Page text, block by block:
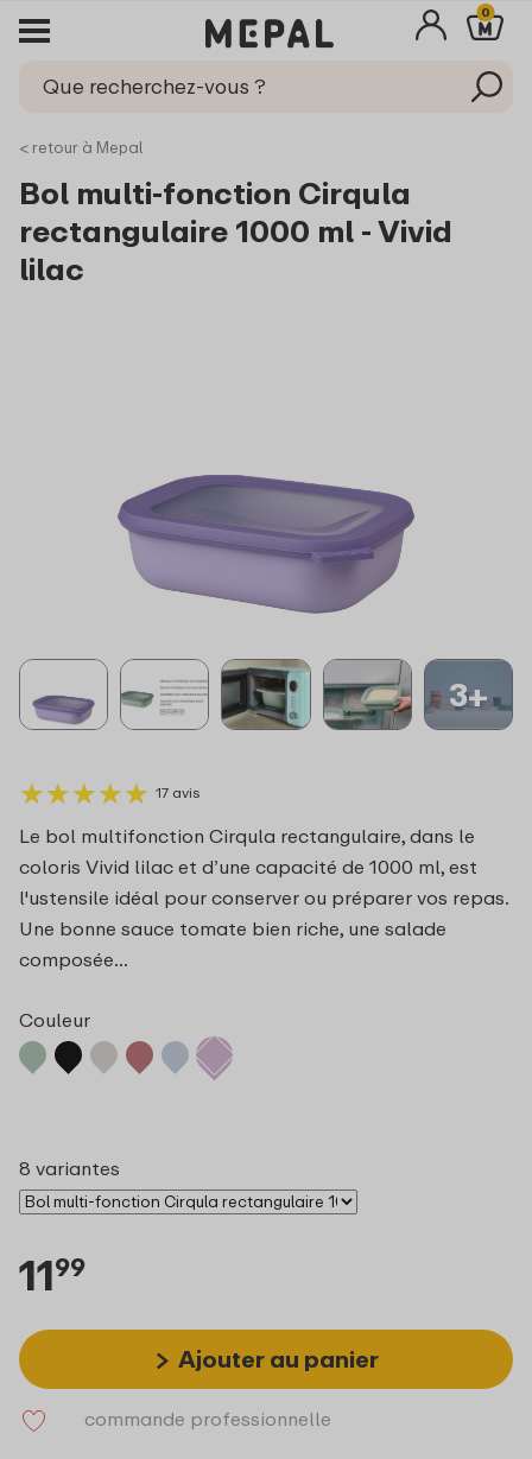
0
< retour à Mepal
Bol multi-fonction Cirqula
rectangulaire 1000 ml - Vivid
lilac
3+
★★★★★
★★★★★ 17 avis
Le bol multifonction Cirqula rectangulaire, dans le
coloris Vivid lilac et d’une capacité de 1000 ml, est
l'ustensile idéal pour conserver ou préparer vos repas.
Une bonne sauce tomate bien riche, une salade
composée...
Couleur
8 variantes
1199
Ajouter au panier
commande professionnelle